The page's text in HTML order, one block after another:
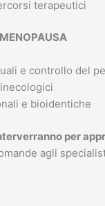
terapeutici
e controllo del
e bioidentiche
per
agli